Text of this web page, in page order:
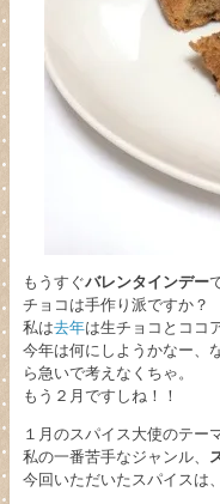
もうすぐバレンタインデー
チョコは手作り派ですか？
私は去年は生チョコとココ
今年は何にしようかなー、
ら急いで考えなくちゃ。
もう２月ですしね！！
１月のスパイス大使のテー
私の一番苦手なジャンル、
今回いただいたスパイスは